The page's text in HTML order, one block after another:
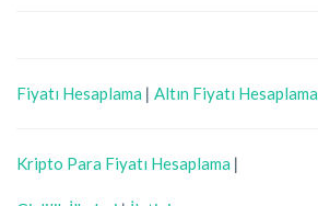
Fiyatı Hesaplama | Altın Fiyatı Hesaplama
Kripto Para Fiyatı Hesaplama |